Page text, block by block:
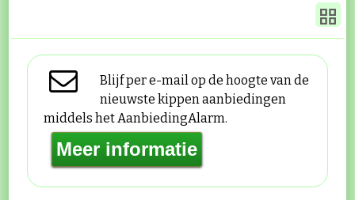
Blijf per e-mail op de hoogte van de
nieuwste kippen aanbiedingen
middels het AanbiedingAlarm.